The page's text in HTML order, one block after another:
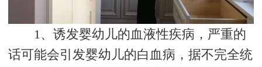
1、诱发婴幼儿的血液性疾病，严重的
话可能会引发婴幼儿的白血病，据不完全统